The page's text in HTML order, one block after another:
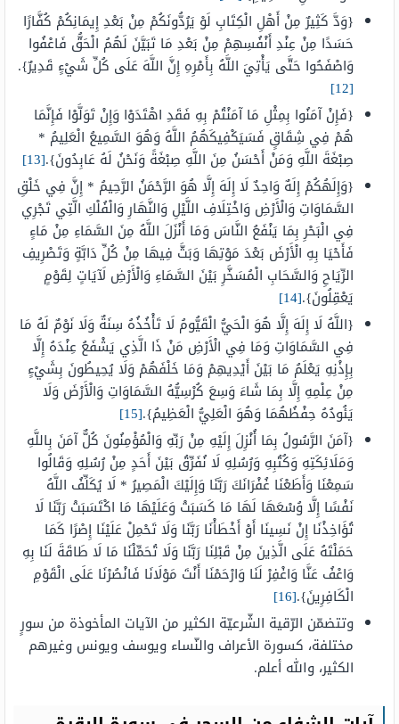
{وَدَّ كَثِيرٌ مِنْ أَهْلِ الْكِتَابِ لَوْ يَرُدُّونَكُمْ مِنْ بَعْدِ إِيمَانِكُمْ كُفَّارًا
حَسَدًا مِنْ عِنْدِ أَنْفُسِهِمْ مِنْ بَعْدِ مَا تَبَيَّنَ لَهُمُ الْحَقُّ فَاعْفُوا
وَاصْفَحُوا حَتَّى يَأْتِيَ اللَّهُ بِأَمْرِهِ إِنَّ اللَّهَ عَلَى كُلِّ شَيْءٍ قَدِيرٌ}.
[12]
{فَإِنْ آمَنُوا بِمِثْلِ مَا آمَنْتُمْ بِهِ فَقَدِ اهْتَدَوْا وَإِنْ تَوَلَّوْا فَإِنَّمَا
هُمْ فِي شِقَاقٍ فَسَيَكْفِيكَهُمُ اللَّهُ وَهُوَ السَّمِيعُ الْعَلِيمُ *
صِبْغَةَ اللَّهِ وَمَنْ أَحْسَنُ مِنَ اللَّهِ صِبْغَةً وَنَحْنُ لَهُ عَابِدُونَ}.[13]
{وَإِلَهُكُمْ إِلَهٌ وَاحِدٌ لَا إِلَهَ إِلَّا هُوَ الرَّحْمَنُ الرَّحِيمُ * إِنَّ فِي خَلْقِ
السَّمَاوَاتِ وَالْأَرْضِ وَاخْتِلَافِ اللَّيْلِ وَالنَّهَارِ وَالْفُلْكِ الَّتِي تَجْرِي
فِي الْبَحْرِ بِمَا يَنْفَعُ النَّاسَ وَمَا أَنْزَلَ اللَّهُ مِنَ السَّمَاءِ مِنْ مَاءٍ
فَأَحْيَا بِهِ الْأَرْضَ بَعْدَ مَوْتِهَا وَبَثَّ فِيهَا مِنْ كُلِّ دَابَّةٍ وَتَصْرِيفِ
الرِّيَاحِ وَالسَّحَابِ الْمُسَخَّرِ بَيْنَ السَّمَاءِ وَالْأَرْضِ لَآيَاتٍ لِقَوْمٍ
يَعْقِلُونَ}.[14]
{اللَّهُ لَا إِلَهَ إِلَّا هُوَ الْحَيُّ الْقَيُّومُ لَا تَأْخُذُهُ سِنَةٌ وَلَا نَوْمٌ لَهُ مَا
فِي السَّمَاوَاتِ وَمَا فِي الْأَرْضِ مَنْ ذَا الَّذِي يَشْفَعُ عِنْدَهُ إِلَّا
بِإِذْنِهِ يَعْلَمُ مَا بَيْنَ أَيْدِيهِمْ وَمَا خَلْفَهُمْ وَلَا يُحِيطُونَ بِشَيْءٍ
مِنْ عِلْمِهِ إِلَّا بِمَا شَاءَ وَسِعَ كُرْسِيُّهُ السَّمَاوَاتِ وَالْأَرْضَ وَلَا
يَئُودُهُ حِفْظُهُمَا وَهُوَ الْعَلِيُّ الْعَظِيمُ}.[15]
{آمَنَ الرَّسُولُ بِمَا أُنْزِلَ إِلَيْهِ مِنْ رَبِّهِ وَالْمُؤْمِنُونَ كُلٌّ آمَنَ بِاللَّهِ
وَمَلَائِكَتِهِ وَكُتُبِهِ وَرُسُلِهِ لَا نُفَرِّقُ بَيْنَ أَحَدٍ مِنْ رُسُلِهِ وَقَالُوا
سَمِعْنَا وَأَطَعْنَا غُفْرَانَكَ رَبَّنَا وَإِلَيْكَ الْمَصِيرُ * لَا يُكَلِّفُ اللَّهُ
نَفْسًا إِلَّا وُسْعَهَا لَهَا مَا كَسَبَتْ وَعَلَيْهَا مَا اكْتَسَبَتْ رَبَّنَا لَا
تُؤَاخِذْنَا إِنْ نَسِينَا أَوْ أَخْطَأْنَا رَبَّنَا وَلَا تَحْمِلْ عَلَيْنَا إِصْرًا كَمَا
حَمَلْتَهُ عَلَى الَّذِينَ مِنْ قَبْلِنَا رَبَّنَا وَلَا تُحَمِّلْنَا مَا لَا طَاقَةَ لَنَا بِهِ
وَاعْفُ عَنَّا وَاغْفِرْ لَنَا وَارْحَمْنَا أَنْتَ مَوْلَانَا فَانْصُرْنَا عَلَى الْقَوْمِ
الْكَافِرِينَ}.[16]
وتتضمّن الرّقية الشّرعيّة الكثير من الآيات المأخوذة من سورٍ
مختلفة، كسورة الأعراف والنّساء ويوسف ويونس وغيرهم
الكثير، والله أعلم.